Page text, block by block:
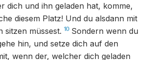
dich und ihn geladen hat, komme,
diesem Platz! Und du alsdann mit
sitzen müssest. 10 Sondern wenn du
hin, und setze dich auf den
wenn der, welcher dich geladen